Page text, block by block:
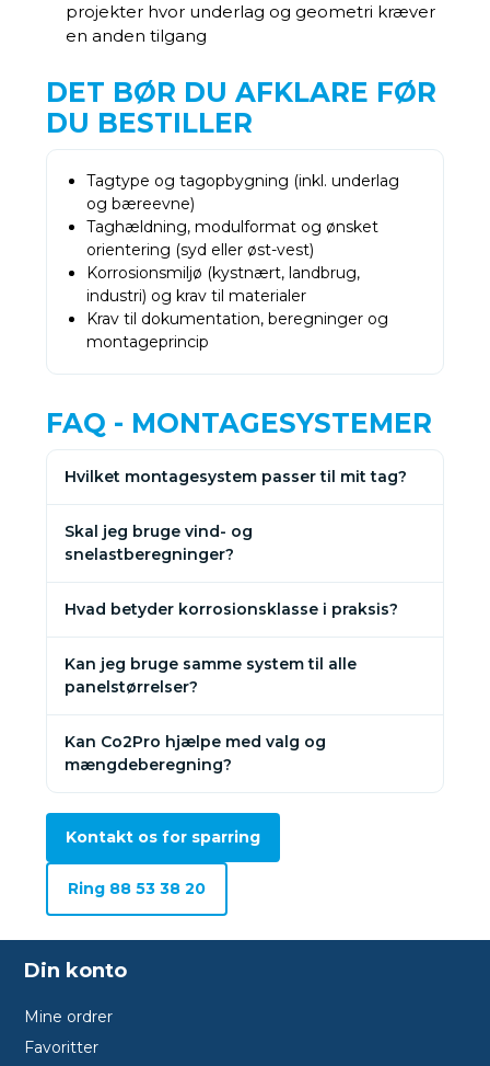
projekter hvor underlag og geometri kræver
en anden tilgang
DET BØR DU AFKLARE FØR
DU BESTILLER
Tagtype og tagopbygning (inkl. underlag
og bæreevne)
Taghældning, modulformat og ønsket
orientering (syd eller øst-vest)
Korrosionsmiljø (kystnært, landbrug,
industri) og krav til materialer
Krav til dokumentation, beregninger og
montageprincip
FAQ - MONTAGESYSTEMER
Hvilket montagesystem passer til mit tag?
Skal jeg bruge vind- og
snelastberegninger?
Hvad betyder korrosionsklasse i praksis?
Kan jeg bruge samme system til alle
panelstørrelser?
Kan Co2Pro hjælpe med valg og
mængdeberegning?
Kontakt os for sparring
Ring 88 53 38 20
Din konto
Mine ordrer
Favoritter